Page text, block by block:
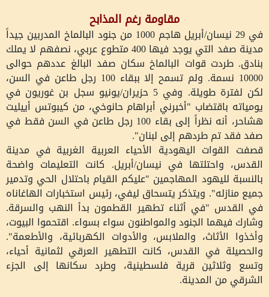
مقاومة رغم المذابح
في 29 نيسان/أبريل هاجم 1000 من جنود البالماخ المدربين جيداً
مدينة صفد التي يوجد فيها 400 متطوع عربي، نصفهم لا يملك
بنادق. طردت قوات البالماخ سكان صفد البالغ عددهم حوالى
10000 نسمة. ولم تسمح إلا ببقاء 100 رجل طاعن في السن،
لكن لفترة طويلة. وفي 5 حزيران/يونيو سجل بن غوريون في
يومياته باقتضاب "أخبرني أبراهام حانوخي، من كيبوتس أييليت
هشاحر، أنه نظراً إلى بقاء 100 رجل طاعن في السن فقط في
صفد فقد تم طردهم إلى لبنان".
قصفت القوات اليهودية الأحياء العربية الغربية في مدينة
القدس، واحتلتها في نيسان/أبريل. كانت التعليمات واضحة
بالنسبة لليهود المهاجمين "عليكم القيام باحتلال الحي وتدمير
جميع منازله". ويتذكر يتسحاق ليفي، رئيس استخبارات الهاغاناه
في القدس "في أثناء تطهير القطمون بدأ النهب والسرقة.
وشارك فيهما الجنود والمواطنون سواء بسواء. اقتحموا البيوت،
وأخذوا الأثاث، والملابس، والأدوات الكهربائية، والأطعمة".
والحصيلة في القدس، كانت التطهير العرقي لثمانية أحياء،
وتسع وثلاثين قرية فلسطينية، وطرد سكانها إلى الجزء
الشرقي من المدينة.